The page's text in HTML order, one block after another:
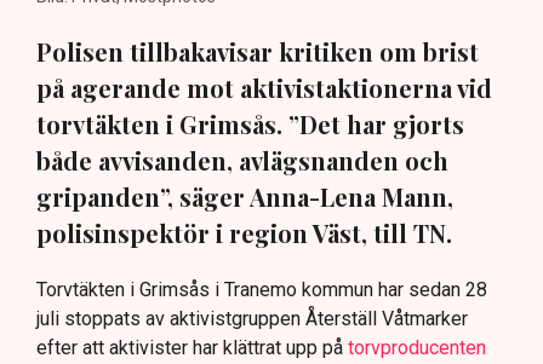
Polisen tillbakavisar kritiken om brist
på agerande mot aktivistaktionerna vid
torvtäkten i Grimsås. ”Det har gjorts
både avvisanden, avlägsnanden och
gripanden”, säger Anna-Lena Mann,
polisinspektör i region Väst, till TN.
Torvtäkten i Grimsås i Tranemo kommun har sedan 28
juli stoppats av aktivistgruppen Återställ Våtmarker
efter att aktivister har klättrat upp på torvproducenten